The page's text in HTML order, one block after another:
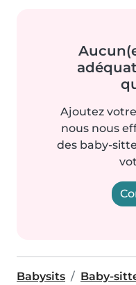
Ajoutez
nous nous
des baby-
Babysits
Baby-